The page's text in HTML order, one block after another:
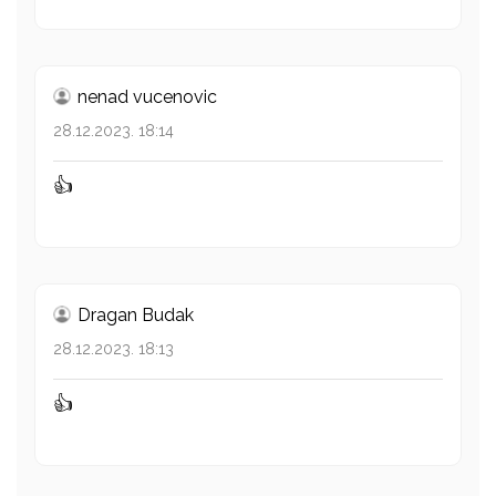
nenad vucenovic
28.12.2023. 18:14
👍
Dragan Budak
28.12.2023. 18:13
👍